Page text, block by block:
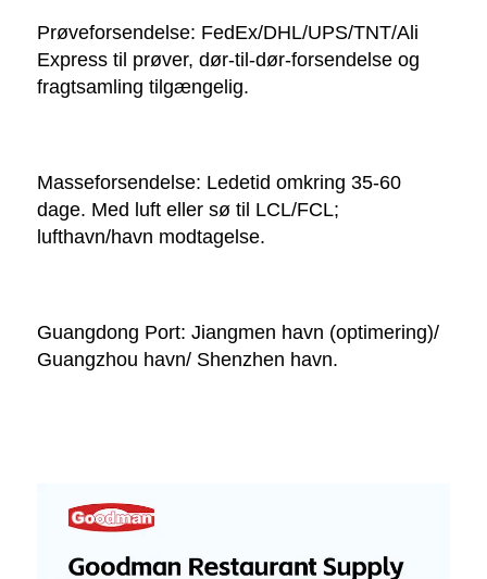
Prøveforsendelse: FedEx/DHL/UPS/TNT/Ali
Express til prøver, dør-til-dør-forsendelse og
fragtsamling tilgængelig.
Masseforsendelse: Ledetid omkring 35-60
dage. Med luft eller sø til LCL/FCL;
lufthavn/havn modtagelse.
Guangdong Port: Jiangmen havn (optimering)/
Guangzhou havn/ Shenzhen havn.